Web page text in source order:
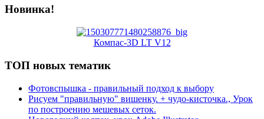
Новинка!
Компас-3D LT V12
ТОП новых тематик
Фотовспышка - правильный подход к выбору
Рисуем "правильную" вишенку. + чудо-кисточка., Урок
по построению мешевых сеток.